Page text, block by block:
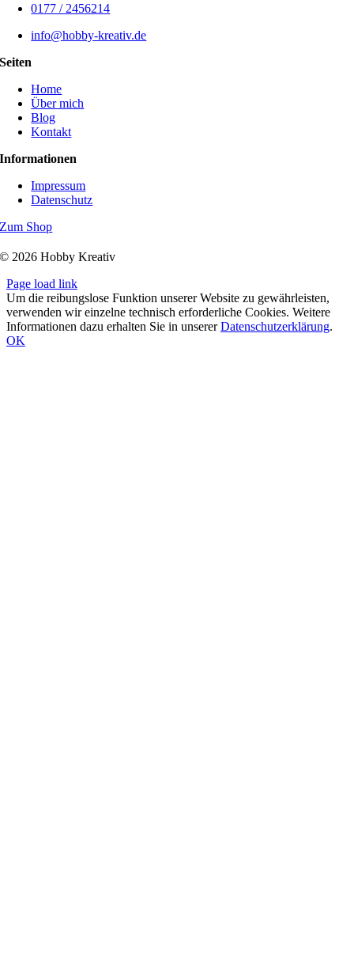
0177 / 2456214
info@hobby-kreativ.de
Seiten
Home
Über mich
Blog
Kontakt
Informationen
Impressum
Datenschutz
Zum Shop
© 2026 Hobby Kreativ
Page load link
Um die reibungslose Funktion unserer Website zu gewährleisten,
verwenden wir einzelne technisch erforderliche Cookies. Weitere
Informationen dazu erhalten Sie in unsererDatenschutzerklärung.
OK